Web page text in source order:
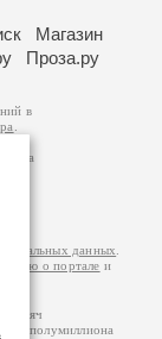
Магазин
Проза.ру
в
за
данных
о портале и
тысяч
полумиллиона